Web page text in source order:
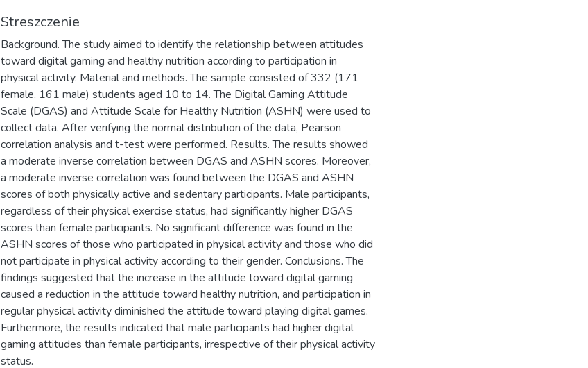
Streszczenie
Background. The study aimed to identify the relationship between attitudes
toward digital gaming and healthy nutrition according to participation in
physical activity. Material and methods. The sample consisted of 332 (171
female, 161 male) students aged 10 to 14. The Digital Gaming Attitude
Scale (DGAS) and Attitude Scale for Healthy Nutrition (ASHN) were used to
collect data. After verifying the normal distribution of the data, Pearson
correlation analysis and t-test were performed. Results. The results showed
a moderate inverse correlation between DGAS and ASHN scores. Moreover,
a moderate inverse correlation was found between the DGAS and ASHN
scores of both physically active and sedentary participants. Male participants,
regardless of their physical exercise status, had significantly higher DGAS
scores than female participants. No significant difference was found in the
ASHN scores of those who participated in physical activity and those who did
not participate in physical activity according to their gender. Conclusions. The
findings suggested that the increase in the attitude toward digital gaming
caused a reduction in the attitude toward healthy nutrition, and participation in
regular physical activity diminished the attitude toward playing digital games.
Furthermore, the results indicated that male participants had higher digital
gaming attitudes than female participants, irrespective of their physical activity
status.